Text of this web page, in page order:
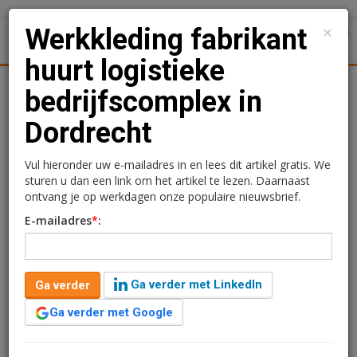
Juridisch | Fiscaal Transacties Werk
Werkkleding fabrikant
huurt logistieke
bedrijfscomplex in
Dordrecht
Redactie
5 maart 2025 om 15:57
1 minuut leestijd
Wenaas Workwear, een fabrikant van werkkleding,
×
Werkkleding fabrikant
huurt logistieke
bedrijfscomplex in
Dordrecht
Vul hieronder uw e-mailadres in en lees dit artikel gratis. We
sturen u dan een link om het artikel te lezen. Daarnaast
ontvang je op werkdagen onze populaire nieuwsbrief.
E-mailadres*:
Ga verder
Ga verder met LinkedIn
Ga verder met Google